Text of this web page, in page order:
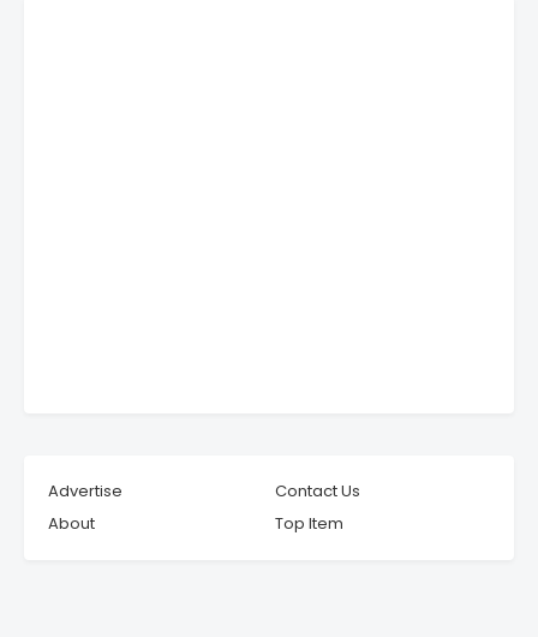
Advertise
Contact Us
About
Top Item